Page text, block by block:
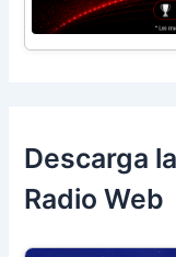
Descarga
Radio Web